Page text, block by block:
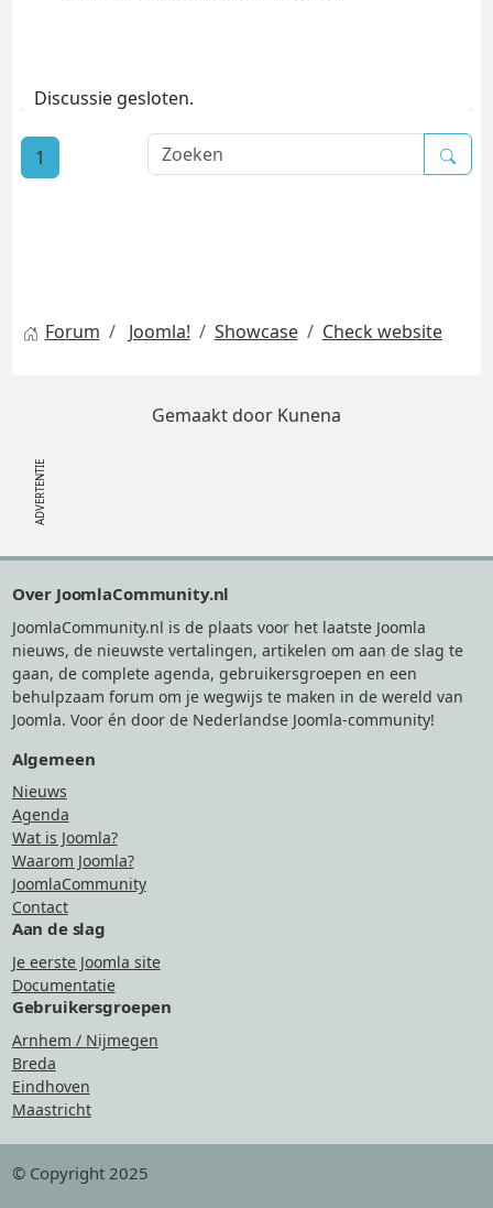
Discussie gesloten.
1
Forum Joomla! Showcase Check website
Gemaakt door Kunena
Over JoomlaCommunity.nl
JoomlaCommunity.nl is de plaats voor het laatste Joomla
nieuws, de nieuwste vertalingen, artikelen om aan de slag te
gaan, de complete agenda, gebruikersgroepen en een
behulpzaam forum om je wegwijs te maken in de wereld van
Joomla. Voor én door de Nederlandse Joomla-community!
Algemeen
Nieuws
Agenda
Wat is Joomla?
Waarom Joomla?
JoomlaCommunity
Contact
Aan de slag
Je eerste Joomla site
Documentatie
Gebruikersgroepen
Arnhem / Nijmegen
Breda
Eindhoven
Maastricht
© Copyright 2025